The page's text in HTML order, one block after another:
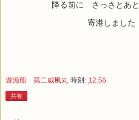
降る前に さっさとあ
寄港しました
遊漁船 第二威風丸 時刻: 12:56
共有